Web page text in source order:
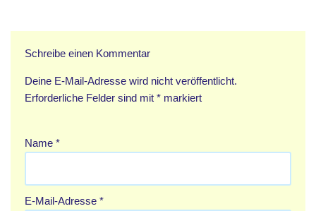
Schreibe einen Kommentar
Deine E-Mail-Adresse wird nicht veröffentlicht.
Erforderliche Felder sind mit * markiert
Name *
E-Mail-Adresse *